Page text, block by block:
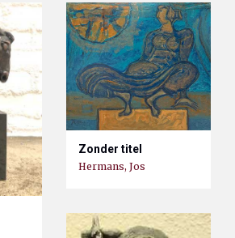
Zonder titel
Hermans, Jos